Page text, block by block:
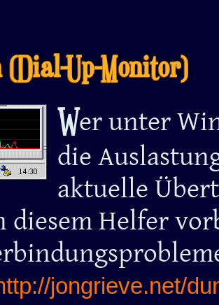
(Dial-Up-Monitor)
Wer unter
die
aktuelle
diesem Helfer
jongrieve.net/